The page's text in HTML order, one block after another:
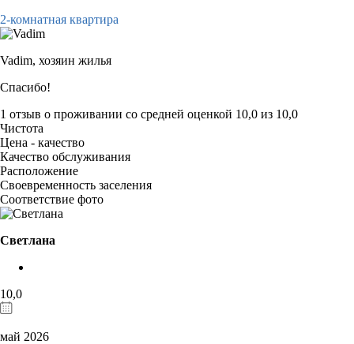
2-комнатная квартира
Vadim, хозяин жилья
Спасибо!
1 отзыв о проживании со средней оценкой 10,0 из 10,0
Чистота
Цена - качество
Качество обслуживания
Расположение
Своевременность заселения
Соответствие фото
Светлана
10,0
май 2026